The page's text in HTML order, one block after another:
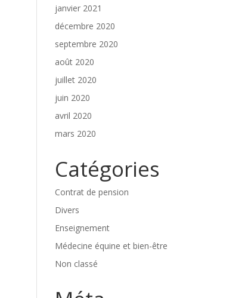
janvier 2021
décembre 2020
septembre 2020
août 2020
juillet 2020
juin 2020
avril 2020
mars 2020
Catégories
Contrat de pension
Divers
Enseignement
Médecine équine et bien-être
Non classé